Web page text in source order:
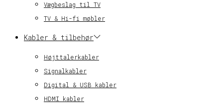
Vægbeslag til TV
TV & Hi-fi møbler
Kabler & tilbehør
Højttalerkabler
Signalkabler
Digital & USB kabler
HDMI kabler